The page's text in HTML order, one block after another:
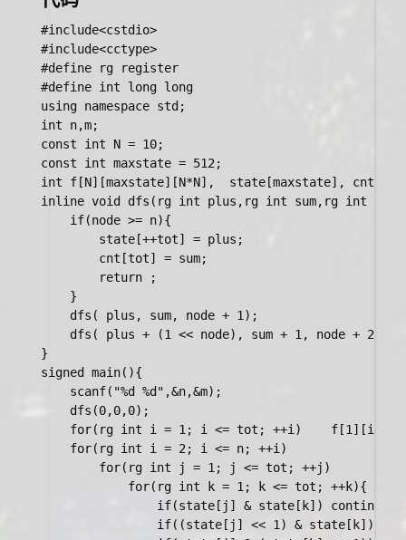
#include<cstdio>
#include<cctype>
#define rg register
#define int long long
using namespace std;
int n,m;
const int N = 10;
const int maxstate = 512;
int f[N][maxstate][N*N],  state[maxstate],
inline void dfs(rg int plus,rg int sum,rg int
}
signed main(){